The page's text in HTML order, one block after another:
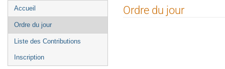
Menu
de
l'événement
Accueil
Ordre du jour
Liste des Contributions
Inscription
Ordre du jour